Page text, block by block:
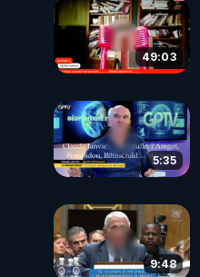
49:03
5:35
9:48